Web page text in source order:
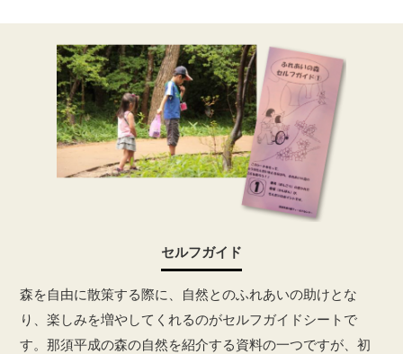
セルフガイド
森を自由に散策する際に、自然とのふれあいの助けとな
り、楽しみを増やしてくれるのがセルフガイドシートで
す。那須平成の森の自然を紹介する資料の一つですが、初